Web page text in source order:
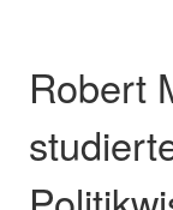
Robert